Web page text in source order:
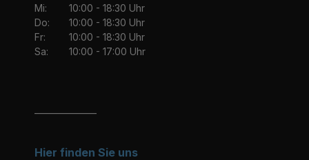
Mi:
10:00 - 18:30 Uhr
Do:
10:00 - 18:30 Uhr
Fr:
10:00 - 18:30 Uhr
Sa:
10:00 - 17:00 Uhr
Hier finden Sie uns